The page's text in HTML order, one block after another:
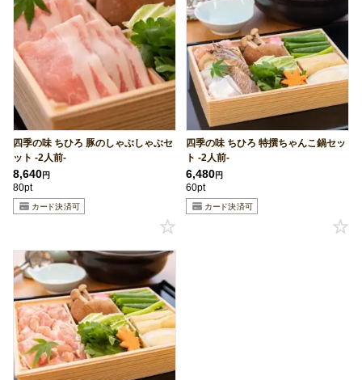
四季の味 ちひろ 豚のしゃぶしゃぶセ
ット -2人前-
8,640円
80pt
四季の味 ちひろ 特撰ちゃんこ鍋セッ
ト -2人前-
6,480円
60pt